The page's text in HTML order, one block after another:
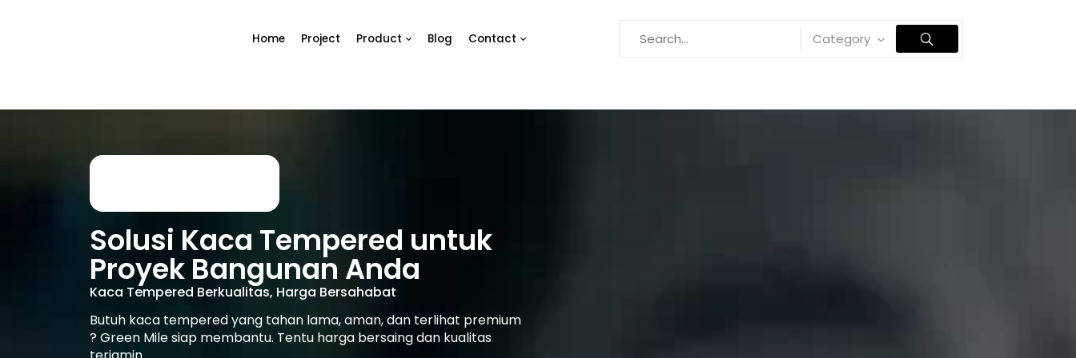
Home Project Product Blog Contact Category
Solusi Kaca Tempered untuk
Proyek Bangunan Anda
Kaca Tempered Berkualitas, Harga Bersahabat
Butuh kaca tempered yang tahan lama, aman, dan terlihat premium
? Green Mile siap membantu. Tentu harga bersaing dan kualitas